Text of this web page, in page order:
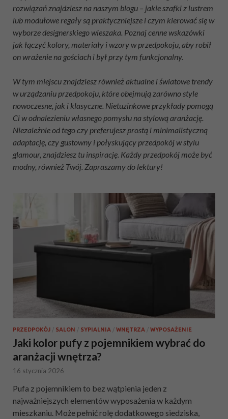
rozwiązań znajdziesz na naszym blogu – jakie szafki z lustrem
lub modułowe regały są praktyczniejsze i czym kierować się w
wyborze designerskiego wieszaka. Poznaj cenne wskazówki
jak łączyć kolory, materiały i wzory w przedpokoju, aby robił
on wrażenie na gościach i był przy tym funkcjonalny.
W tym miejscu znajdziesz również aktualne i światowe trendy
w urządzaniu przedpokoju, które obejmują zarówno style
nowoczesne, jak i klasyczne. Nietuzinkowe przykłady pomogą
Ci w odnalezieniu własnego pomysłu na stylową aranżację.
Niezależnie od tego czy preferujesz prostą i minimalistyczną
adaptację, czy gustowny i połyskujący przedpokój w stylu
glamour, znajdziesz tu inspirację. Każdy przedpokój może być
modny, również Twój. Zapraszamy do lektury!
PRZEDPOKÓJ / SALON / SYPIALNIA / WNĘTRZA / WYPOSAŻENIE
Jaki kolor pufy z pojemnikiem wybrać do
aranżacji wnętrza?
16 stycznia 2026
Pufa z pojemnikiem to bez wątpienia jeden z
najważniejszych elementów wyposażenia w każdym
mieszkaniu. Może pełnić rolę dodatkowego siedziska,